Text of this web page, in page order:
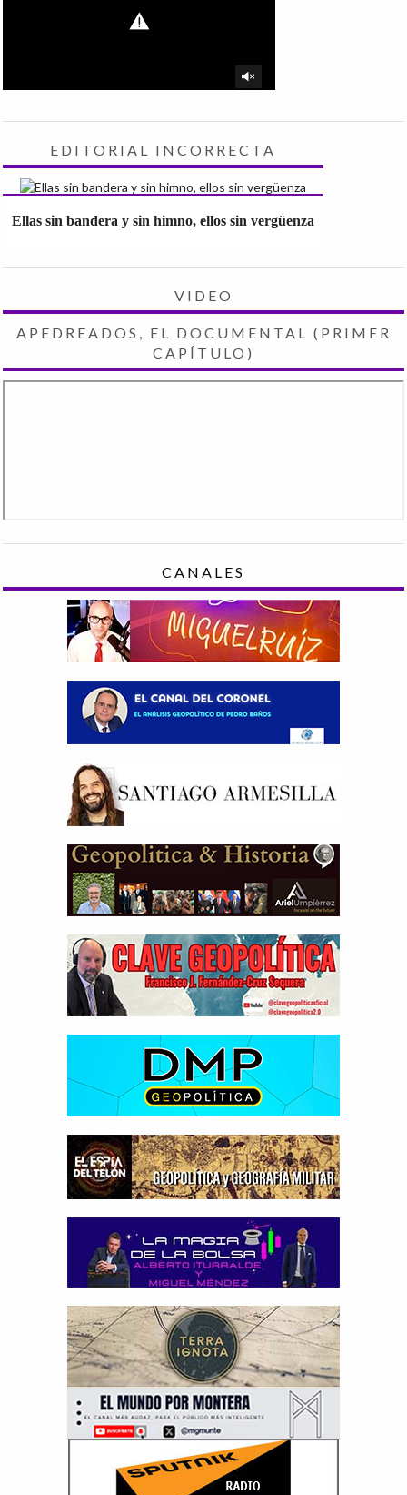
EDITORIAL INCORRECTA
Ellas sin bandera y sin himno, ellos sin vergüenza
VIDEO
APEDREADOS, EL DOCUMENTAL (PRIMER
CAPÍTULO)
CANALES